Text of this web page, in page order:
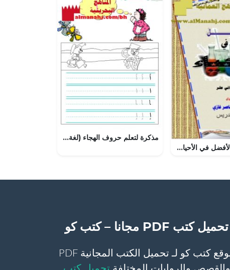
تحميل مذكرة الأفضل في الأحياء (أحياء) الثاني عشر
مذكرة لتعلم حروف الهجاء (لغة عربية) الأول
تحميل كتب PDF مجانا – كتب كو
موقع كتب كو لـ تحميل الكتب المجانية PDF